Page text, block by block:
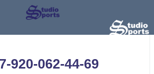
920-062-44-69